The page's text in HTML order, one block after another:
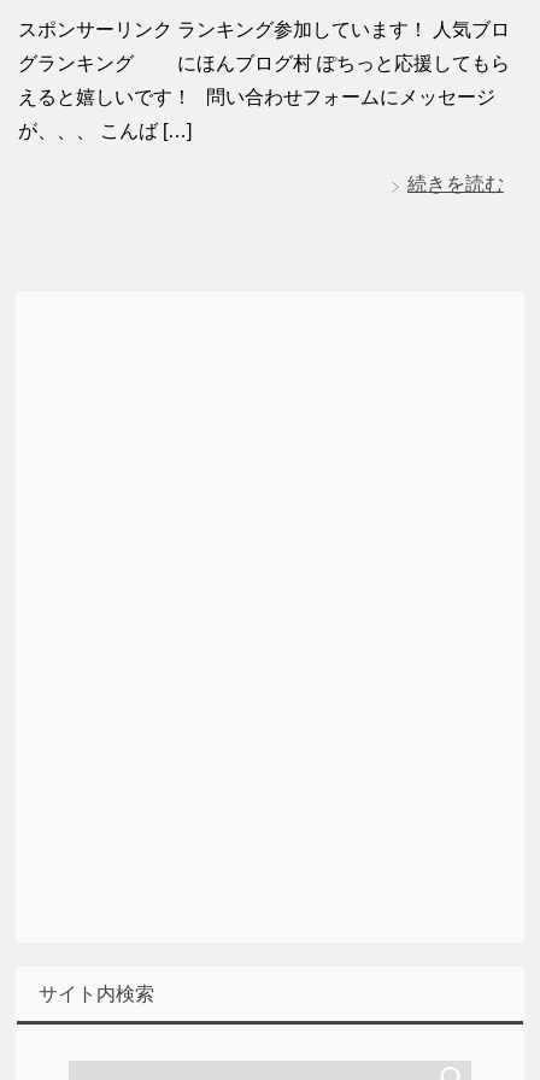
スポンサーリンク ランキング参加しています！ 人気ブロ
グランキング にほんブログ村 ぽちっと応援してもら
えると嬉しいです！ 問い合わせフォームにメッセージ
が、、、 こんば […]
続きを読む
サイト内検索